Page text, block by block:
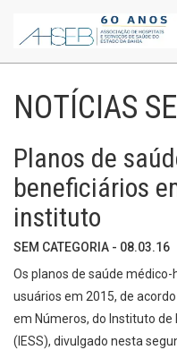
NOTÍCIAS
Planos de
beneficiários
instituto
SEM CATEGORIA - 08.03.16
Os planos de saúde
usuários em 2015, de
em Números, do Instituto
(IESS), divulgado nesta